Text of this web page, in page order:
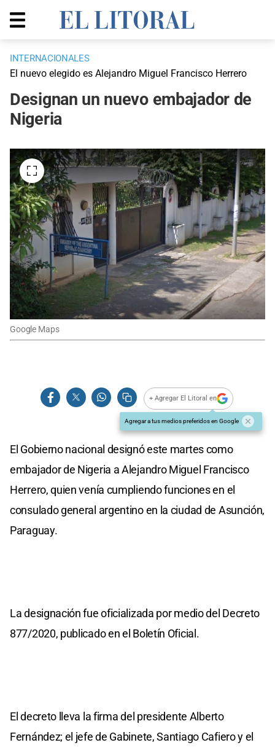
INTERNACIONALES
El nuevo elegido es Alejandro Miguel Francisco Herrero
Designan un nuevo embajador de
Nigeria
Google Maps
+ Agregar El Litoral en
Agregar a tus medios preferidos en Google
El Gobierno nacional designó este martes como
embajador de Nigeria a Alejandro Miguel Francisco
Herrero, quien venía cumpliendo funciones en el
consulado general argentino en la ciudad de Asunción,
Paraguay.
La designación fue oficializada por medio del Decreto
877/2020, publicado en el Boletín Oficial.
El decreto lleva la firma del presidente Alberto
Fernández; el jefe de Gabinete, Santiago Cafiero y el